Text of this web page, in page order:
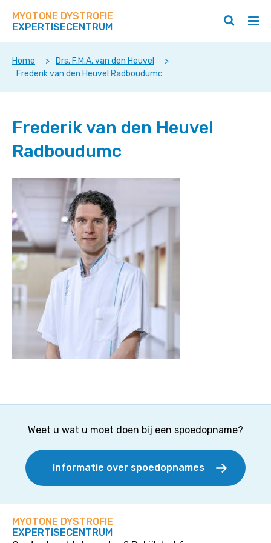
direct
op
deze
MYOTONE DYSTROFIE
EXPERTISECENTRUM
/
Zoeken
/
Home > Drs. F.M.A. van den Heuvel
>
Frederik van den Heuvel Radboudumc
Frederik van den Heuvel
Radboudumc
Weet u wat u moet doen bij een spoedopname?
Informatie over spoedopnames
MYOTONE DYSTROFIE
EXPERTISECENTRUM